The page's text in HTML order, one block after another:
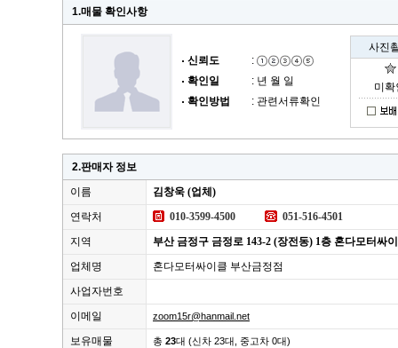
1.매물 확인사항
신뢰도
:
확인일
: 년 월 일
확인방법
: 관련서류확인
사진
미확
2.판매자 정보
이름
김창욱 (업체)
연락처
010-3599-4500
051-516-4501
지역
부산 금정구 금정로 143-2 (장전동) 1층 혼다모터싸
업체명
혼다모터싸이클 부산금정점
사업자번호
이메일
zoom15r@hanmail.net
보유매물 총 23대 (신차 23대, 중고차 0대)